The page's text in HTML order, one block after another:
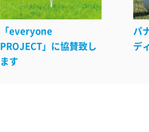
「everyone
PROJECT」に協賛致し
ます
パ
デ